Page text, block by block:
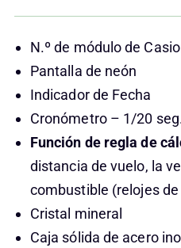
N.º de módulo de
Pantalla de neón
Indicador de Fecha
Cronómetro – 1/20
Función de regla de
distancia de vuelo, la
combustible (relojes
Cristal mineral
Caja sólida de acero